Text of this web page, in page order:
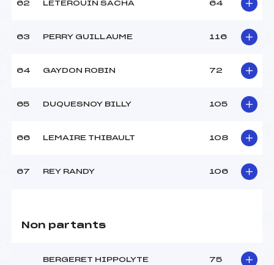
62 LETEROUIN SACHA 64
63 PERRY GUILLAUME 116
64 GAYDON ROBIN 72
65 DUQUESNOY BILLY 105
66 LEMAIRE THIBAULT 108
67 REY RANDY 106
Non partants
BERGERET HIPPOLYTE 75